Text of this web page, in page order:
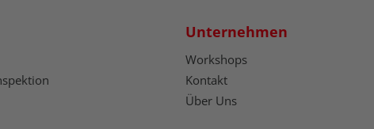
Unternehmen
Workshops
Kontakt
Über Uns